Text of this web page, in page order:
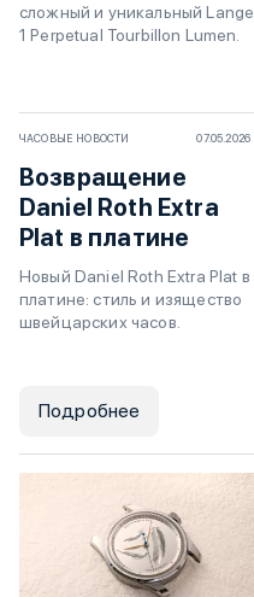
сложный и уникальный Lange
1 Perpetual Tourbillon Lumen.
ЧАСОВЫЕ НОВОСТИ 07.05.2026
Возвращение
Daniel Roth Extra
Plat в платине
Новый Daniel Roth Extra Plat в
платине: стиль и изящество
швейцарских часов.
Подробнее